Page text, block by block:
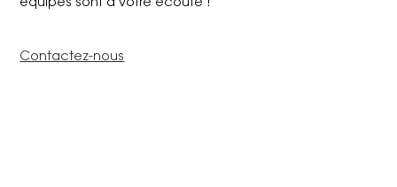
équipes sont à votre écoute !
Contactez-nous